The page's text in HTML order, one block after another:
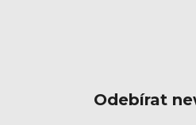
Odebírat